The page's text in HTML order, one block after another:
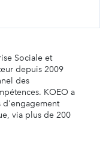
Sociale et
depuis 2009
des
KOEO a
d'engagement
via plus de 200